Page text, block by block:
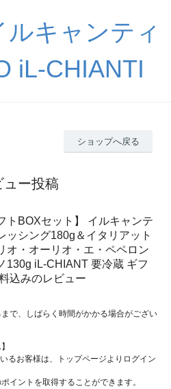
ルキャンティ
iL-CHIANTI
ショップへ戻る
ュー投稿
トBOXセット】 イルキャンテ
ッシング180g＆イタリアット
オ・オーリオ・エ・ペペロン
130g iL-CHIANT 要冷蔵 ギフ
込みのレビュー
で、しばらく時間がかかる場合がござい
るお客様は、トップページよりログイン
イントを取得することができます。